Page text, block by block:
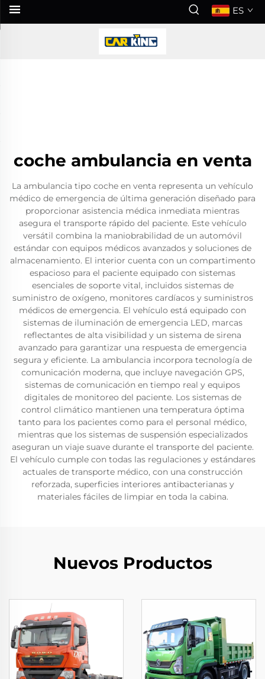
ES
coche ambulancia en venta
La ambulancia tipo coche en venta representa un vehículo
médico de emergencia de última generación diseñado para
proporcionar asistencia médica inmediata mientras
asegura el transporte rápido del paciente. Este vehículo
versátil combina la maniobrabilidad de un automóvil
estándar con equipos médicos avanzados y soluciones de
almacenamiento. El interior cuenta con un compartimento
espacioso para el paciente equipado con sistemas
esenciales de soporte vital, incluidos sistemas de
suministro de oxígeno, monitores cardíacos y suministros
médicos de emergencia. El vehículo está equipado con
sistemas de iluminación de emergencia LED, marcas
reflectantes de alta visibilidad y un sistema de sirena
avanzado para garantizar una respuesta de emergencia
segura y eficiente. La ambulancia incorpora tecnología de
comunicación moderna, que incluye navegación GPS,
sistemas de comunicación en tiempo real y equipos
digitales de monitoreo del paciente. Los sistemas de
control climático mantienen una temperatura óptima
tanto para los pacientes como para el personal médico,
mientras que los sistemas de suspensión especializados
aseguran un viaje suave durante el transporte del paciente.
El vehículo cumple con todas las regulaciones y estándares
actuales de transporte médico, con una construcción
reforzada, superficies interiores antibacterianas y
materiales fáciles de limpiar en toda la cabina.
Nuevos Productos